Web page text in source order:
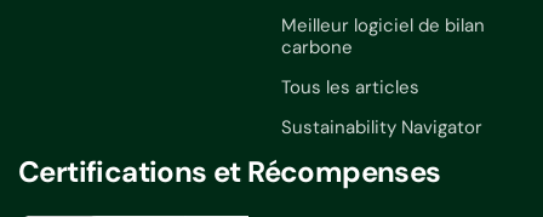
Meilleur logiciel de bilan
carbone
Tous les articles
Sustainability Navigator
Certifications et Récompenses